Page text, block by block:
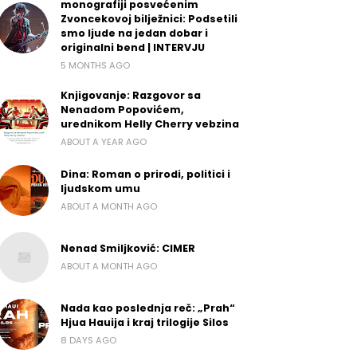
monografiji posvećenim
Zvoncekovoj bilježnici: Podsetili
smo ljude na jedan dobar i
originalni bend | INTERVJU
5 MONTHS AGO
Knjigovanje: Razgovor sa
Nenadom Popovićem,
urednikom Helly Cherry vebzina
ABOUT A YEAR AGO
Dina: Roman o prirodi, politici i
ljudskom umu
ABOUT A MONTH AGO
Nenad Smiljković: CIMER
ABOUT A MONTH AGO
Nada kao poslednja reč: „Prah“
Hjua Hauija i kraj trilogije Silos
8 DAYS AGO